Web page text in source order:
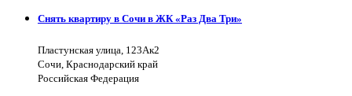
Снять квартиру в Сочи в ЖК «Раз Два Три»
Пластунская улица, 123Ак2
Сочи, Краснодарский край
Российская Федерация